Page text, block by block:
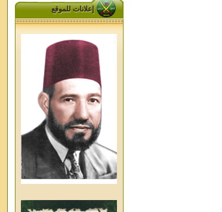
خواطر الحج
الاخوان فى حرب فلسطين
حكايات من التراث الجزء الاول
من اعلام الاخوان المسلمين
المعاصرين الجزء الثانى
ديوان شعر الاخوان فى القلب
تاليف الشيخ على متولى
تفاصيل جنازة الشهيد احمد
النيسى وعمر شاهين 1952
جمعه امين ومواقف ساعدت
الامام البنا فى تكوين شخصي
الاستاذ جمعه امين وعبقرية
الامام البنا
الشمائل المحمديه دكتور يحيى
غزب
واليوم والغد
إعلانات للموقع